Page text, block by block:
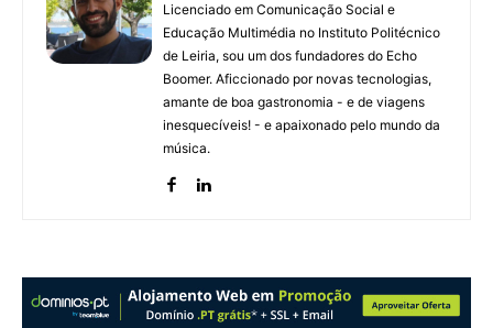
Licenciado em Comunicação Social e
Educação Multimédia no Instituto Politécnico
de Leiria, sou um dos fundadores do Echo
Boomer. Aficcionado por novas tecnologias,
amante de boa gastronomia - e de viagens
inesquecíveis! - e apaixonado pelo mundo da
música.